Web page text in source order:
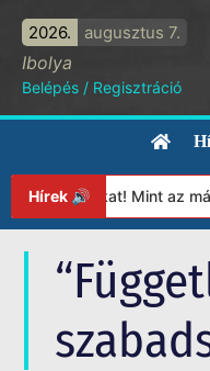
2026. augusztus 7.
Ibolya
Belépés / Regisztráció
Hírek 🔊Mint az már